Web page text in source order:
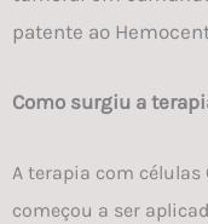
patente ao
Como surgiu a
A terapia com células
começou a ser